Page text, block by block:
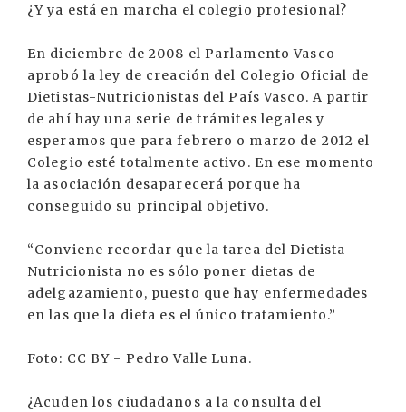
¿Y ya está en marcha el colegio profesional?
En diciembre de 2008 el Parlamento Vasco
aprobó la ley de creación del Colegio Oficial de
Dietistas-Nutricionistas del País Vasco. A partir
de ahí hay una serie de trámites legales y
esperamos que para febrero o marzo de 2012 el
Colegio esté totalmente activo. En ese momento
la asociación desaparecerá porque ha
conseguido su principal objetivo.
“Conviene recordar que la tarea del Dietista-
Nutricionista no es sólo poner dietas de
adelgazamiento, puesto que hay enfermedades
en las que la dieta es el único tratamiento.”
Foto: CC BY - Pedro Valle Luna.
¿Acuden los ciudadanos a la consulta del